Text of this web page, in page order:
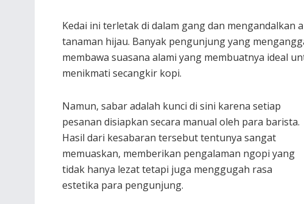
Kedai ini terletak di dalam gang dan
tanaman hijau. Banyak pengunjung yang
membawa suasana alami yang membuatnya ideal
menikmati secangkir kopi.
Namun, sabar adalah kunci di sini karena setiap
pesanan disiapkan secara manual oleh para barista.
Hasil dari kesabaran tersebut tentunya sangat
memuaskan, memberikan pengalaman ngopi yang
tidak hanya lezat tetapi juga menggugah rasa
estetika para pengunjung.